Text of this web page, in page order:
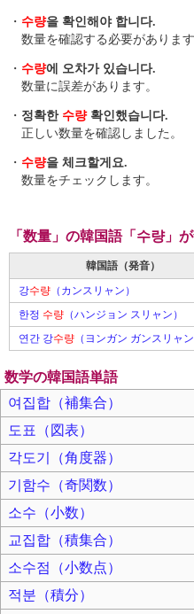
・ 수량을 확인해야 합니다.
数量を確認する必要があります
・ 수량에 오차가 있습니다.
数量に誤差があります。
・ 정확한 수량확인했습니다.
正しい数量を確認しました。
・ 수량을 체크할게요.
数量をチェックします。
「数量」の韓国語「수량」
韓国語（発音）
강수량 （カンスリャン）
한정 수량 （ハンジョン スリャン）
연간 강수량 （ヨンガン ガンスリャン
数学の韓国語単語
여집합（補集合）
도표（図表）
각도기（角度器）
기함수（奇関数）
소수（小数）
교집합（積集合）
소수점（小数点）
적분（積分）